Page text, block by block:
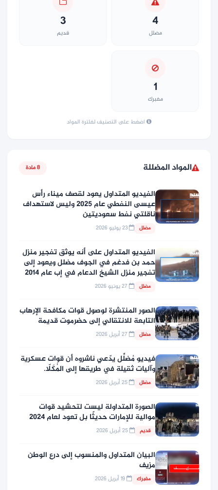
4
مضلل
3
قديم
1
مفبرك
اضغط على التصنيف لفلترة المواد
المواد المضللة 8 مادة
الفيديو المتداول يعود لقصف ميناء رأس
عيسى النفطي عام 2025 وليس لاستهداف
ناقلتي نفط سعوديتين
مضلل
الفيديو المتداول على أنه يوثق تفجير منزل
حمد بن فدغم في الجوف مضلل ويعود إلى
تفجير منزل الشيخ الدعام في إب عام 2014
مضلل
الصور المنتشرة لوصول قوات مكافحة الإرهاب
التابعة للانتقالي إلى حضرموت قديمة
مضلل
فيديو مُضلِّل يدّعي ناشروه أن قوات عسكرية
وآليات ثقيلة في طريقها إلى المُكَلّا.
مضلل
الصورة المتداولة ليست لتحشيد قوات
موالية للإمارات حديثًا بل تعود لعام 2024
قديم
البيان المتداول والمنسوب إلى درع الوطن
مزيف
مفبرك